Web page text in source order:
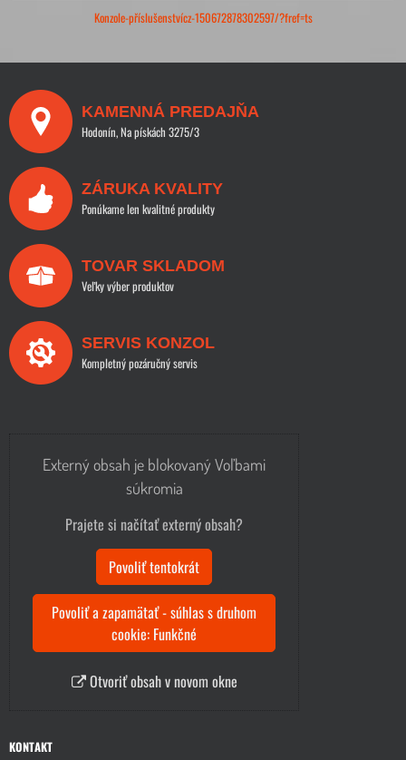
Konzole-příslušenstvícz-150672878302597/?fref=ts
KAMENNÁ PREDAJŇA
Hodonín, Na pískách 3275/3
ZÁRUKA KVALITY
Ponúkame len kvalitné produkty
TOVAR SKLADOM
Veľky výber produktov
SERVIS KONZOL
Kompletný pozáručný servis
Externý obsah je blokovaný Voľbami
súkromia
Prajete si načítať externý obsah?
Povoliť tentokrát
Povoliť a zapamätať - súhlas s druhom
cookie: Funkčné
Otvoriť obsah v novom okne
KONTAKT